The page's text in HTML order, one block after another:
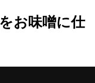
お味噌に仕